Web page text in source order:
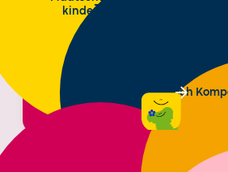
kinderopvang
Pedagogisch